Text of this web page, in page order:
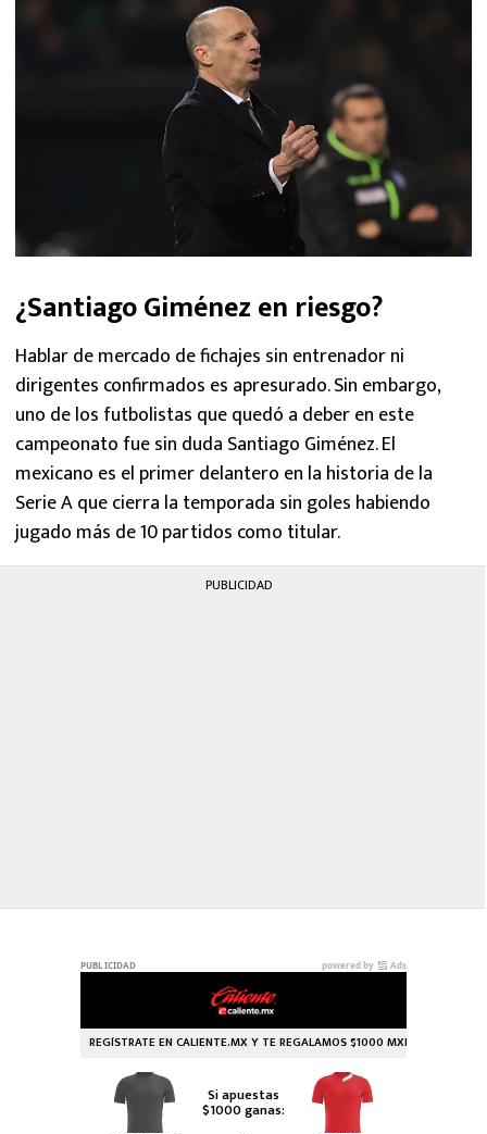
¿Santiago Giménez en riesgo?
Hablar de mercado de fichajes sin entrenador ni
dirigentes confirmados es apresurado. Sin embargo,
uno de los futbolistas que quedó a deber en este
campeonato fue sin duda Santiago Giménez. El
mexicano es el primer delantero en la historia de la
Serie A que cierra la temporada sin goles habiendo
jugado más de 10 partidos como titular.
PUBLICIDAD